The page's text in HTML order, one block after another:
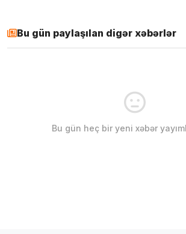
Bu gün paylaşılan digər xəbərlər
Bu gün heç bir yeni xəbər